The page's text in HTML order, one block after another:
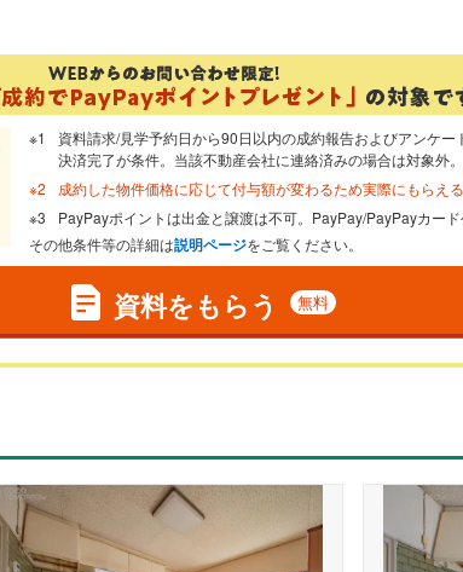
資料請求/見学予約日から90日以内の成約報告およびアンケ
決済完了が条件。当該不動産会社に連絡済みの場合は対象外。
成約した物件価格に応じて付与額が変わるため実際にもらえ
PayPayポイントは出金と譲渡は不可。PayPay/PayPayカード
その他条件等の詳細は説明ページをご覧ください。
資料をもらう 無料